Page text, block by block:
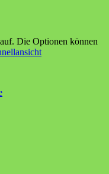
Die Optionen können